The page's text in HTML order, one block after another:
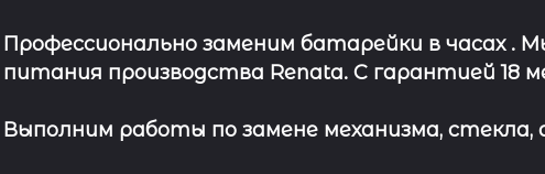
Профессионально заменим батарейки в часах .
питания производства Renata. С гарантией 18
Выполним работы по замене механизма, стекла,